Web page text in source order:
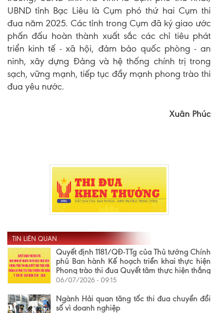
UBND tỉnh Bạc Liêu là Cụm phó thứ hai Cụm thi
đua năm 2025. Các tỉnh trong Cụm đã ký giao ước
phấn đấu hoàn thành xuất sắc các chỉ tiêu phát
triển kinh tế - xã hội, đảm bảo quốc phòng - an
ninh, xây dựng Đảng và hệ thống chính trị trong
sạch, vững mạnh, tiếp tục đẩy mạnh phong trào thi
đua yêu nước.
Xuân Phúc
TIN LIÊN QUAN
Quyết định 1181/QĐ-TTg của Thủ tướng Chính
phủ Ban hành Kế hoạch triển khai thực hiện
Phong trào thi đua Quyết tâm thực hiện thắng
lợi mục tiêu tăng trưởng bền vững "2 con số"
06/07/2026 - 09:15
Ngành Hải quan tăng tốc thi đua chuyển đổi
số vì doanh nghiệp